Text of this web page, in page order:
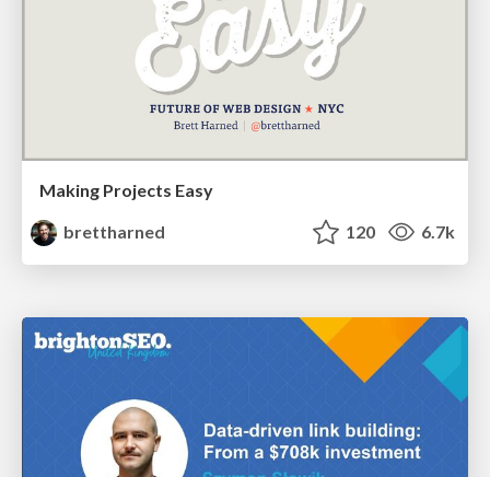
Making Projects Easy
brettharned
120 6.7k